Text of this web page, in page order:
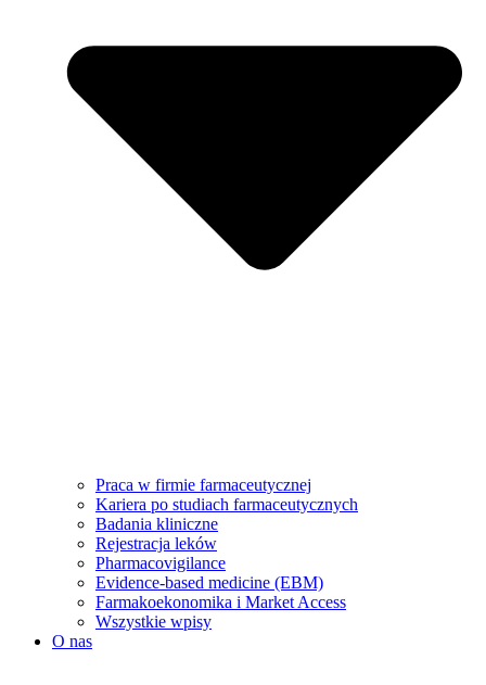
Praca w firmie farmaceutycznej
Kariera po studiach farmaceutycznych
Badania kliniczne
Rejestracja leków
Pharmacovigilance
Evidence-based medicine (EBM)
Farmakoekonomika i Market Access
Wszystkie wpisy
O nas